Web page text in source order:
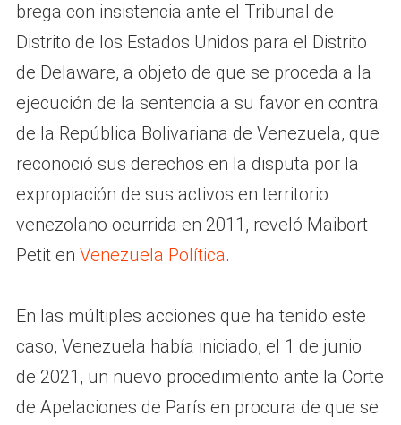
brega con insistencia ante el Tribunal de
Distrito de los Estados Unidos para el Distrito
de Delaware, a objeto de que se proceda a la
ejecución de la sentencia a su favor en contra
de la República Bolivariana de Venezuela, que
reconoció sus derechos en la disputa por la
expropiación de sus activos en territorio
venezolano ocurrida en 2011, reveló Maibort
Petit en Venezuela Política.
En las múltiples acciones que ha tenido este
caso, Venezuela había iniciado, el 1 de junio
de 2021, un nuevo procedimiento ante la Corte
de Apelaciones de París en procura de que se